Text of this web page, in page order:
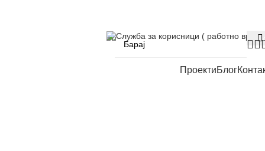
Служба за корисници ( работно
ПроектиБлог